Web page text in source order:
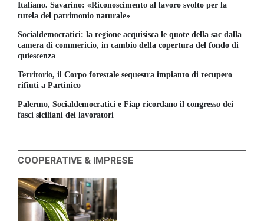
Italiano. Savarino: «Riconoscimento al lavoro svolto per la
tutela del patrimonio naturale»
Socialdemocratici: la regione acquisisca le quote della sac dalla
camera di commericio, in cambio della copertura del fondo di
quiescenza
Territorio, il Corpo forestale sequestra impianto di recupero
rifiuti a Partinico
Palermo, Socialdemocratici e Fiap ricordano il congresso dei
fasci siciliani dei lavoratori
COOPERATIVE & IMPRESE